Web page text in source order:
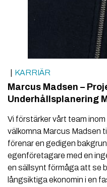
KARRIÄR
Marcus Madsen –
Underhållsplanering
Vi förstärker vårt team
välkomna Marcus Madsen
förenar en gedigen
egenföretagare med en
en sällsynt förmåga att se
långsiktiga ekonomin i en